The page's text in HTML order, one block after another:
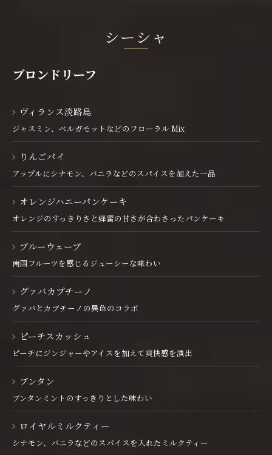
シーシャ
ブロンドリーフ
ヴィランス淡路島
ジャスミン、ベルガモットなどのフローラル Mix
りんごパイ
アップルにシナモン、バニラなどのスパイスを加えた一品
オレンジハニーパンケーキ
オレンジのすっきりさと蜂蜜の甘さが合わさったパンケーキ
ブルーウェーブ
南国フルーツを感じるジューシーな味わい
グァバカプチーノ
グァバとカブチーノの異色のコラボ
ピーチスカッシュ
ピーチにジンジャーやアイスを加えて爽快感を演出
ブンタン
ブンタンミントのすっきりとした味わい
ロイヤルミルクティー
シナモン、バニラなどのスパイスを入れたミルクティー